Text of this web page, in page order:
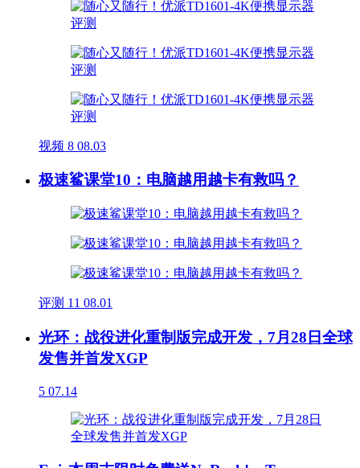
视频 8 08.03
极速鲨课堂10：电脑越用越卡有救吗？
评测 11 08.01
光环：战役进化重制版完成开发，7月28日全球
发售并首发XGP
5 07.14